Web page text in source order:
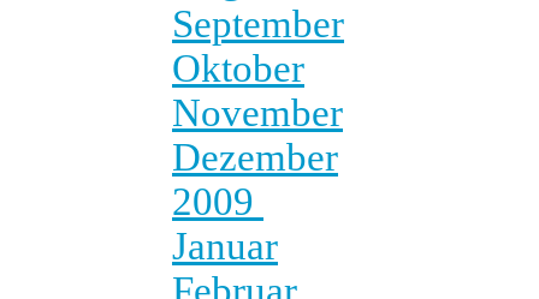
September
Oktober
November
Dezember
2009
Januar